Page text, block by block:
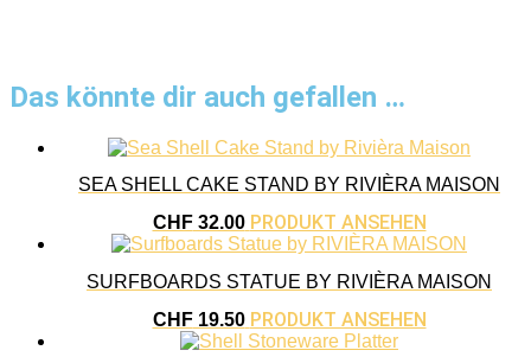
Das könnte dir auch gefallen …
SEA SHELL CAKE STAND BY RIVIÈRA MAISON
CHF32.00 PRODUKT ANSEHEN
SURFBOARDS STATUE BY RIVIÈRA MAISON
CHF19.50 PRODUKT ANSEHEN